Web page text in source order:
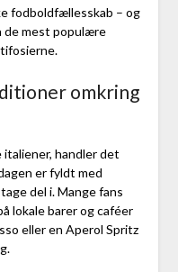
fodboldfællesskab – og
de mest populære
omkring
handler det
er fyldt med
del i. Mange fans
lokale barer og caféer
eller en Aperol Spritz